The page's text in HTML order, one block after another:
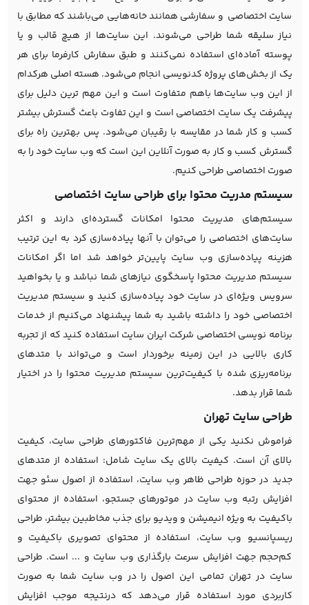
سایت اختصاصی و سفارشی همانند خانه‌هایی می‌باشند که مطابق با
نیاز سلیقه شما طراحی می‌شوند. این سایت‌ها از هیچ قالب و یا
پوسته آماده‌ای استفاده نمی‌کنند و طبق سفارش کارفرما برای هر
یک از بخش‌های پروژه کدنویسی انجام می‌شود. هسته اصلی هرکدام
از این وب سایت‌ها باهم متفاوت است و این مهم ترین دلیل برای
پیشرفت یک سایت اختصاصی است و این تفاوت باعث گسترش بیشتر
کسب و کار شما در مقایسه با رقیبان می‌شود. پس بهترین راه برای
گسترش کسب و کار به صورت آنلاین این است که وب سایت خود را به
صورت اختصاصی طراحی کنیم.
سیستم مدریت محتوا برای طراحی سایت اختصاصی
سیستم‌های مدیریت محتوا امکانات گسترده‌ای دارند و اکثر
سایت‌های اختصاصی را می‌توان با آنها پیاده‌سازی کرد به این ترتیب
هزینه پیاده‌سازی وب سایت پایین‌تر خواهد شد اما اگر امکانات
سیستم مدیریت محتوا پاسخگوی نیازهای شما نباشد و یا بخواهید
سرویس ویژه‌ای در سایت خود پیاده‌سازی کنید و سیستم مدیریت
اختصاصی خود را داشته باشید به شما پیشنهاد می‌کنیم از خدمات
برنامه نویسی اختصاصی شرکت ایران سایت استفاده کنید که از تجربه
کاری بالایی در این زمینه برخوردار است و می‌تواند با متدهای
برنامه‌ریزی شده با کیفیت‌ترین سیستم مدیریت محتوا را در اختیار
شما قرار بدهد.
طراحی سایت تهران
فراموش نکنید یکی از مهم‌ترین فاکتورهای طراحی سایت، کیفیت
بالای آن است. کیفیت بالای یک سایت شامل: استفاده از متدهای
جدید در حوزه طراحی ظاهر وب سایت، استفاده از اصول سئو جهت
افزایش رتبه وب سایت در موتورهای جستجو، استفاده از محتوای
باکیفیت به ویژه انیمیشن و ویدیو برای جذب مخاطبین بیشتر، طراحی
ریسپانسیو وب سایت، استفاده از محتوای تصویری باکیفیت و
کم‌حجم جهت افزایش سرعت بارگذاری وب سایت و ... است. طراحی
سایت در تهران تمامی این اصول را در وب سایت شما به صورت
کاربردی مورد استفاده قرار می‌دهد که درنتیجه موجب افزایش